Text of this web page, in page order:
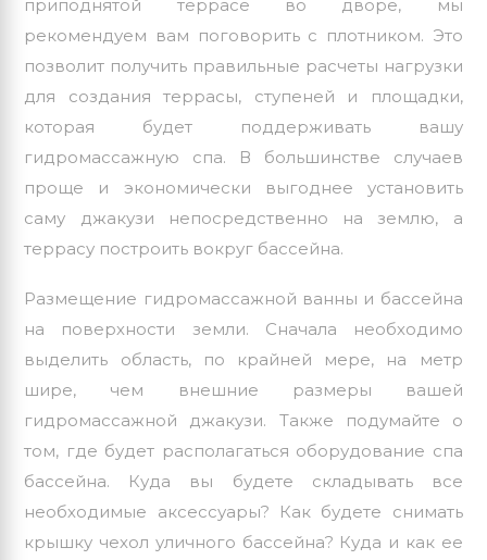
приподнятой террасе во дворе, мы
рекомендуем вам поговорить с плотником. Это
позволит получить правильные расчеты нагрузки
для создания террасы, ступеней и площадки,
которая будет поддерживать вашу
гидромассажную спа. В большинстве случаев
проще и экономически выгоднее установить
саму джакузи непосредственно на землю, а
террасу построить вокруг бассейна.
Размещение гидромассажной ванны и бассейна
на поверхности земли. Сначала необходимо
выделить область, по крайней мере, на метр
шире, чем внешние размеры вашей
гидромассажной джакузи. Также подумайте о
том, где будет располагаться оборудование спа
бассейна. Куда вы будете складывать все
необходимые аксессуары? Как будете снимать
крышку чехол уличного бассейна? Куда и как ее